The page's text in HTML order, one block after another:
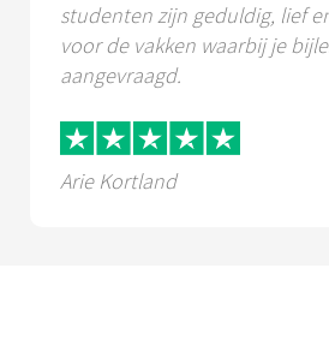
studenten zijn geduldig, lief
voor de vakken waarbij je
aangevraagd.
Arie Kortland